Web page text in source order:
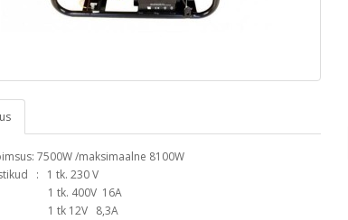
7500W /maksimaalne 8100W
: 1 tk. 230 V
tk. 400V 16A
tk 12V 8,3A